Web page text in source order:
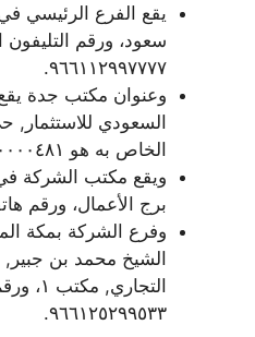
سعود، ورقم
٩٦٦١١٢٩٩٧٧٧٧.
وعنوان مكتب جدة يقع
السعودي للاستثمار,
الخاص به هو ٩٦٦٩٢٠٠٠٠٤٨١.
برج الأعمال، ورقم هاتفه هو
وفرع الشركة بمكة
الشيخ محمد بن
٩٦٦١٢٥٢٩٩٥٣٣.